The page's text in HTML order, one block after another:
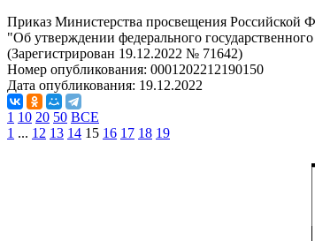
Приказ Министерства просвещения Российской
"Об утверждении федерального
(Зарегистрирован 19.12.2022 № 71642)
Номер опубликования: 0001202212190150
Дата опубликования: 19.12.2022
1 10 20 50 ВСЕ
1 ... 12 13 14 15 16 17 18 19